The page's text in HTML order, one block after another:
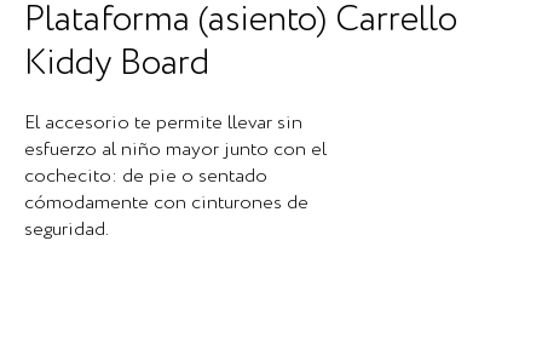
Plataforma (asiento) Carrello
Kiddy Board
El accesorio te permite llevar sin
esfuerzo al niño mayor junto con el
cochecito: de pie o sentado
cómodamente con cinturones de
seguridad.